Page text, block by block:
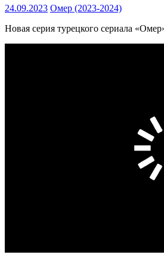
24.09.2023 Омер (2023-2024)
Новая серия турецкого сериала